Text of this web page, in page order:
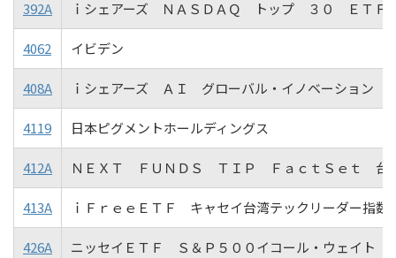
392A ｉシェアーズ ＮＡＳＤＡＱ トップ ３０ ＥＴＦ
4062 イビデン
408A ｉシェアーズ ＡＩ グローバル・イノベーション
4119 日本ピグメントホールディングス
412A ＮＥＸＴ ＦＵＮＤＳ ＴＩＰ ＦａｃｔＳｅｔ 台湾
413A ｉＦｒｅｅＥＴＦ キャセイ台湾テックリーダー指数
426A ニッセイＥＴＦ Ｓ＆Ｐ５００イコール・ウェイト（